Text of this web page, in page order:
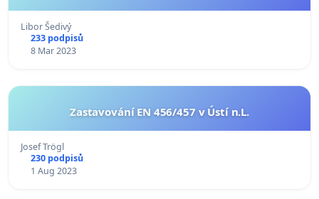
Libor Šedivý
233 podpisů
8 Mar 2023
Zastavování EN 456/457 v Ústí n.L.
Josef Trögl
230 podpisů
1 Aug 2023